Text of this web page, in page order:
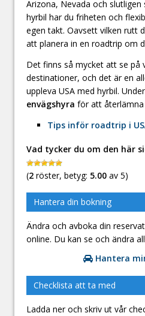
Arizona, Nevada och slutligen
hyrbil har du friheten och
egen takt. Oavsett vilken rutt
att planera in en roadtrip om
Det finns så mycket att se på
destinationer, och det är en
uppleva USA med hyrbil.
envägshyra för att återlämna
Tips inför roadtrip i
Vad tycker du om den här
(2 röster, betyg: 5.00 av 5)
Hantera din bokning
Ändra och avboka din
online. Du kan se och ändra
Hantera
Checklista att ta med
Ladda ner och skriv ut vår